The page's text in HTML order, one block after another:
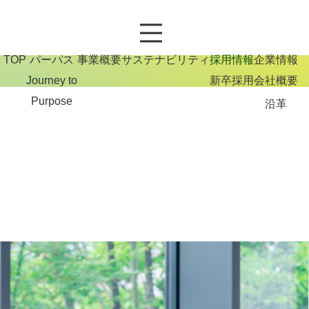
TOP パーパス
Journey to
Purpose
事業概要サステナビリティ採用情報
新卒採用
企業情報
会社概要
沿革